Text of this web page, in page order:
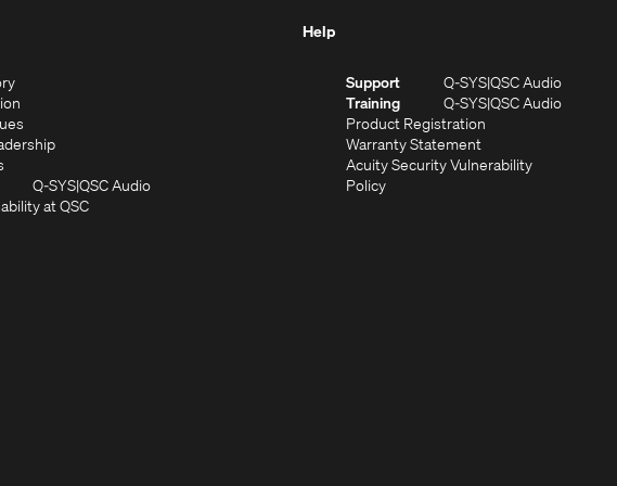
(Opens
in
new
window)
in
new
in
window)
(Opens
new
window)
new
Q-SYSQSC Audio(Opens
at QSC(Opens
Help
Support Q-SYS(Opens
in
QSC Audio(Opens
in
Training Q-SYSQSC Audio(Opens
Product Registration(Opens
new
Warranty Statement(Opens
in
Acuity Security Vulnerability
Policy(Opens